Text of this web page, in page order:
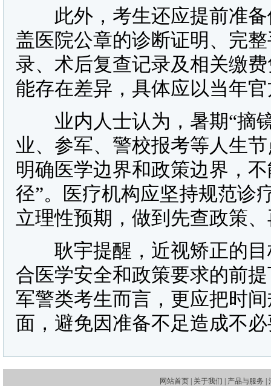
此外，考生还应提前准备
盖医院公章的诊断证明、完
录、术后复查记录及相关缴
能存在差异，具体应以当年
业内人士认为，暑期“摘镜
业、参军、警校报考等人生
明确医学边界和政策边界，
径”。医疗机构应坚持规范诊
立理性预期，做到先查政策
耿宇提醒，近视矫正的目
合医学安全和政策要求的前
军警类考生而言，更应把时
面，避免因准备不足造成不
网站首页 关于我们 产品与服务